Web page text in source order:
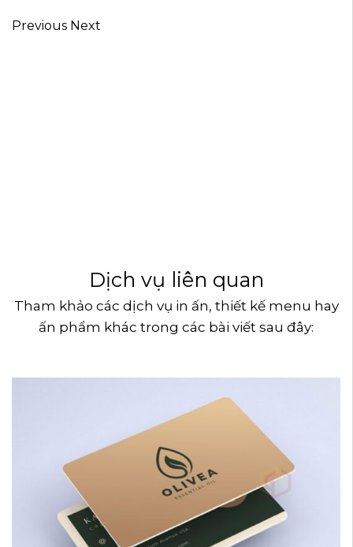
Previous Next
Dịch vụ liên quan
Tham khảo các dịch vụ in ấn, thiết kế menu hay
ấn phẩm khác trong các bài viết sau đây: